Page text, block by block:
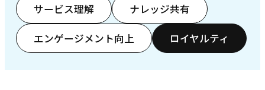
サービス理解 ナレッジ共有
エンゲージメント向上 ロイヤルティ